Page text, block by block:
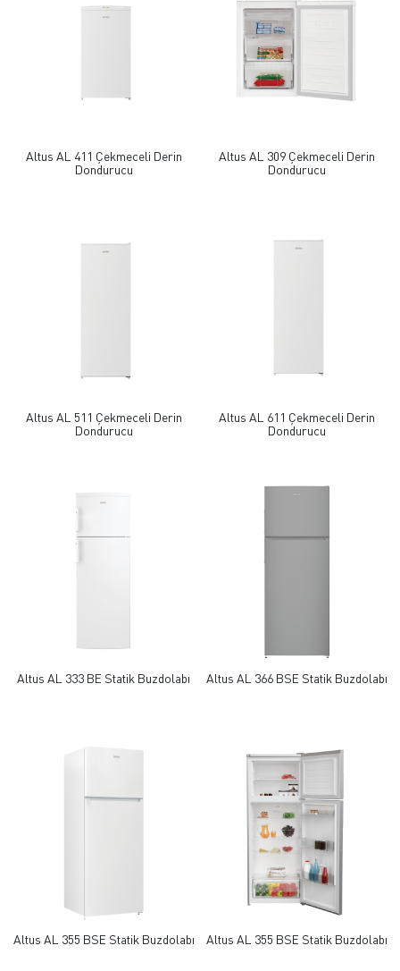
Altus AL 411 Çekmeceli Derin
Dondurucu
Altus AL 309 Çekmeceli Derin
Dondurucu
Altus AL 511 Çekmeceli Derin
Dondurucu
Altus AL 611 Çekmeceli Derin
Dondurucu
Altus AL 333 BE Statik Buzdolabı Altus AL 366 BSE Statik Buzdolabı
Altus AL 355 BSE Statik Buzdolabı Altus AL 355 BSE Statik Buzdolabı